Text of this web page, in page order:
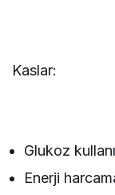
Kaslar:
Glukoz
Enerji